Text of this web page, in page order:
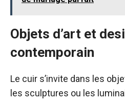
Objets d’art et
contemporain
Le cuir s’invite dans les
les sculptures ou les